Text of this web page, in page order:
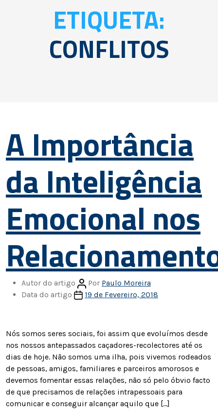
ETIQUETA:
CONFLITOS
A Importância
da Inteligência
Emocional nos
Autor do artigo Por Paulo Moreira
Data do artigo
19 de Fevereiro, 2018
Nós somos seres sociais, foi assim que evoluímos desde
nos nossos antepassados caçadores-recolectores até os
dias de hoje. Não somos uma ilha, pois vivemos rodeados
de pessoas, amigos, familiares e parceiros amorosos e
devemos fomentar essas relações, não só pelo óbvio facto
de que precisamos de relações intrapessoais para
comunicar e conseguir alcançar aquilo que […]